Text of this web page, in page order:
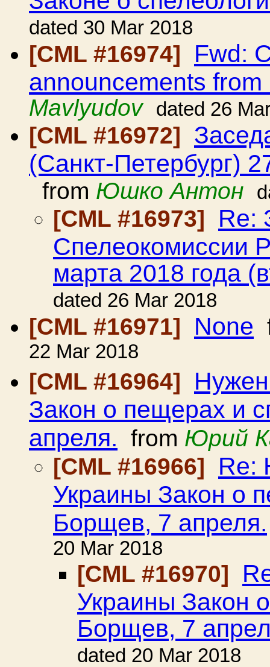
dated 30 Mar 2018
[CML #16974] Fwd:
announcements from
Mavlyudov
dated 26
[CML #16972]
(Санкт-Петербург)
from Юшко Антон
[CML #16973] Re:
Спелеокомиссии
марта 2018 года
dated 26 Mar 2018
[CML #16971] None
22 Mar 2018
[CML #16964]
Закон о пещерах и
апреля. from Юрий
[CML #16966]
Re:
Украины Закон о
Борщев, 7 апреля.
20 Mar 2018
[CML #16970]
Украины Закон
Борщев, 7
dated 20 Mar 2018